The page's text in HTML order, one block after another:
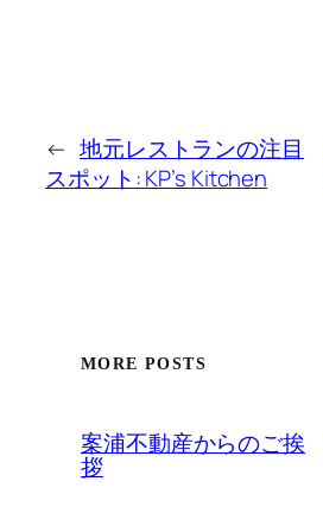
← 地元レストランの注目
スポット: KP’s Kitchen
MORE POSTS
案浦不動産からのご挨
拶